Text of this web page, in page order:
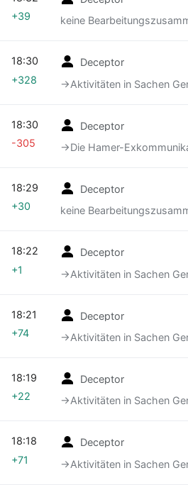
keine
+39
Deceptor
→‎Aktivitäten in Sachen
18:30
+328
Deceptor
→‎Die Hamer-
18:30
-305
Deceptor
keine
18:29
+30
Deceptor
→‎Aktivitäten in Sachen
18:22
+1
Deceptor
→‎Aktivitäten in Sachen
18:21
+74
Deceptor
→‎Aktivitäten in Sachen
18:19
+22
Deceptor
→‎Aktivitäten in Sachen
18:18
+71